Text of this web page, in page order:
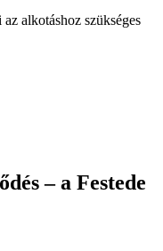
alkotáshoz szükséges
– a Festede